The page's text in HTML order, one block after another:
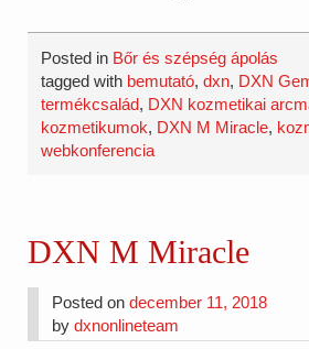
Posted in Bőr és szépség ápolás
tagged with bemutató,dxn, DXN
termékcsalád, DXN kozmetikai
kozmetikumok, DXN M Miracle,
webkonferencia
DXN M Miracle
Posted ondecember 11, 2018
bydxnonlineteam